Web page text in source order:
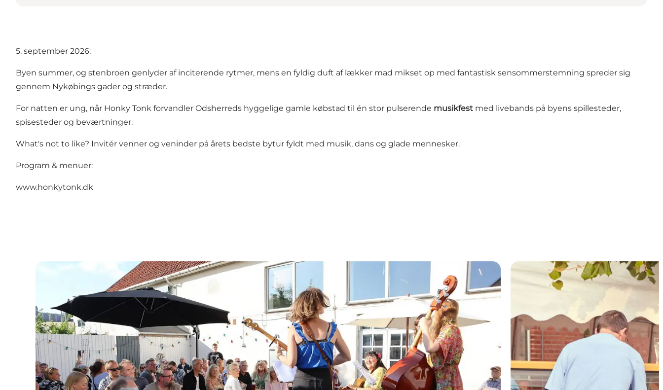
5. september 2026:
Byen summer, og stenbroen genlyder af inciterende rytmer, mens en fyldig duft af lækker mad mikset op med fantastisk sensommerstemning spreder sig
gennem Nykøbings gader og stræder.
For natten er ung, når Honky Tonk forvandler Odsherreds hyggelige gamle købstad til én stor pulserende musikfest med livebands på byens spillesteder,
spisesteder og beværtninger.
What's not to like? Invitér venner og veninder på årets bedste bytur fyldt med musik, dans og glade mennesker.
Program & menuer:
www.honkytonk.dk